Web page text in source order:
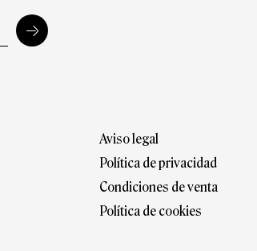
Aviso legal
Política de privacidad
Condiciones de venta
Política de cookies